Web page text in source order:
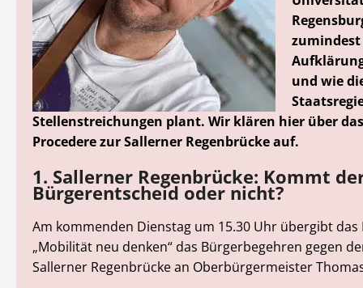
und wie
Stellenstreichungen plant. Wir klären hier über
Procedere zur Sallerner Regenbrücke auf.
1. Sallerner Regenbrücke: Kommt
Bürgerentscheid oder nicht?
Am kommenden Dienstag um 15.30 Uhr übergibt das
„Mobilität neu denken“ das Bürgerbegehren gegen
Sallerner Regenbrücke an Oberbürgermeister